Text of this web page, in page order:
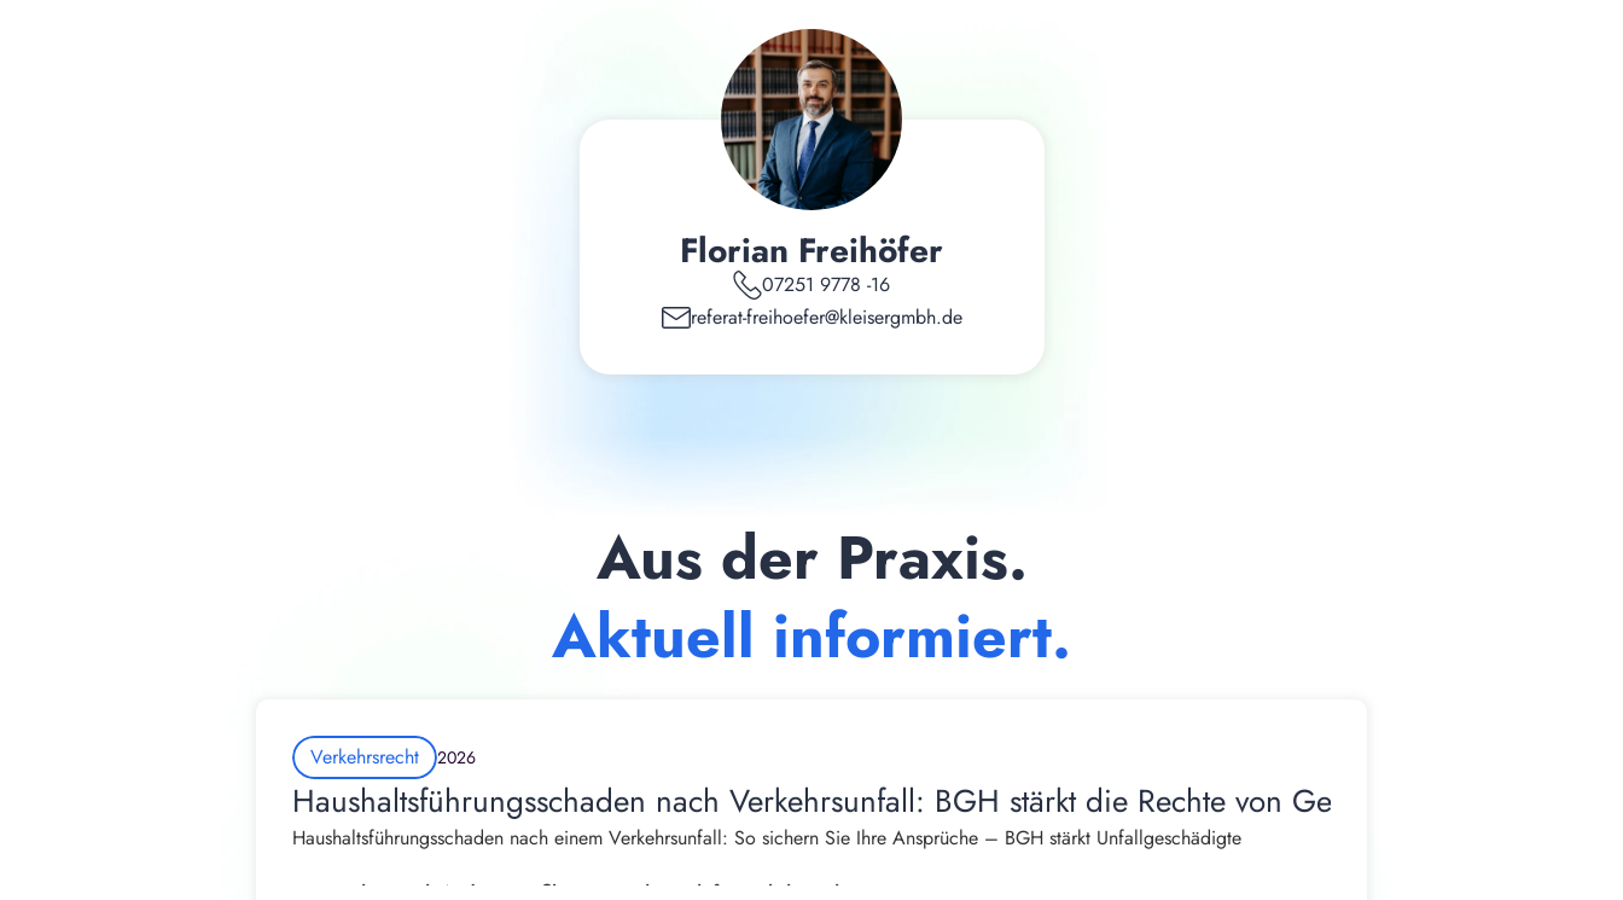
Florian Freihöfer
07251 9778 -16
referat-freihoefer@kleisergmbh.de
Aus der Praxis.
Aktuell informiert.
Verkehrsrecht 2026
Haushaltsführungsschaden nach Verkehrsunfall: BGH stärkt die Rechte von Geschädigten
Haushaltsführungsschaden nach einem Verkehrsunfall: So sichern Sie Ihre Ansprüche – BGH stärkt Unfallgeschädigte
Von Rechtsanwalt Andrew Straßburger, Fachanwalt für Verkehrsrecht